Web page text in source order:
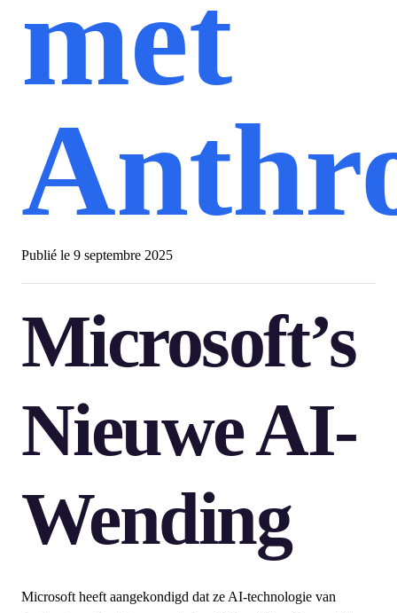
met
Publié le 9 septembre 2025
Microsoft’s
Nieuwe AI-
Wending
Microsoft heeft aangekondigd dat ze AI-technologie van